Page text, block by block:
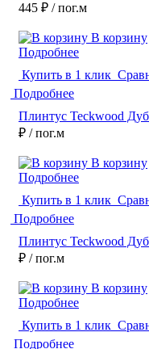
445 ₽ / пог.м
В корзину
Подробнее
Купить в 1 клик
Подробнее
Плинтус Teckwood
₽ / пог.м
В корзину
Подробнее
Купить в 1 клик
Подробнее
Плинтус Teckwood
₽ / пог.м
В корзину
Подробнее
Купить в 1 клик
Подробнее